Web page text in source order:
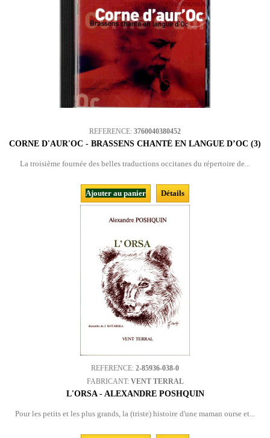
REFERENCE: 3760040380452
CORNE D'AUR'OC - BRASSENS CHANTÉ EN LANGUE D’OC (3)
La troisième fournée des belles traductions occitanes du répertoire de...
Ajouter au panier Détails
REFERENCE: 2-85936-038-0
FABRICANT: VENT TERRAL
L'ORSA - ALEXANDRE POSHQUIN
Pour les petits et les plus grands, la (triste) histoire d'une maman ourse et...